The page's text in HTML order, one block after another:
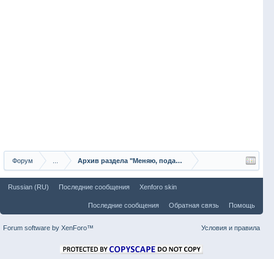
Форум Архив раздела "Меняю, подарю"
Russian (RU) Последние сообщения Xenforo skin
Последние сообщения Обратная связь Помощь
Условия и правила
Forum software by XenForo™